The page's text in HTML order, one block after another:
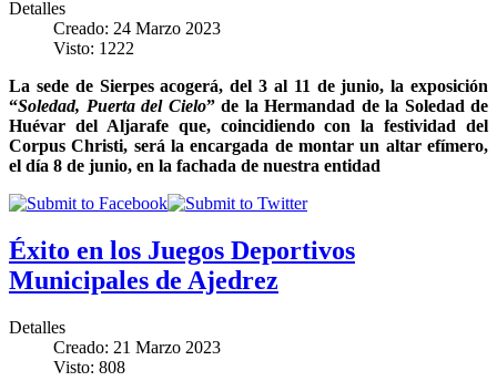
Detalles
Creado: 24 Marzo 2023
Visto: 1222
La sede de Sierpes acogerá, del 3 al 11 de junio, la exposición
“Soledad, Puerta del Cielo” de la Hermandad de la Soledad de
Huévar del Aljarafe que, coincidiendo con la festividad del
Corpus Christi, será la encargada de montar un altar efímero,
el día 8 de junio, en la fachada de nuestra entidad
Éxito en los Juegos Deportivos
Municipales de Ajedrez
Detalles
Creado: 21 Marzo 2023
Visto: 808